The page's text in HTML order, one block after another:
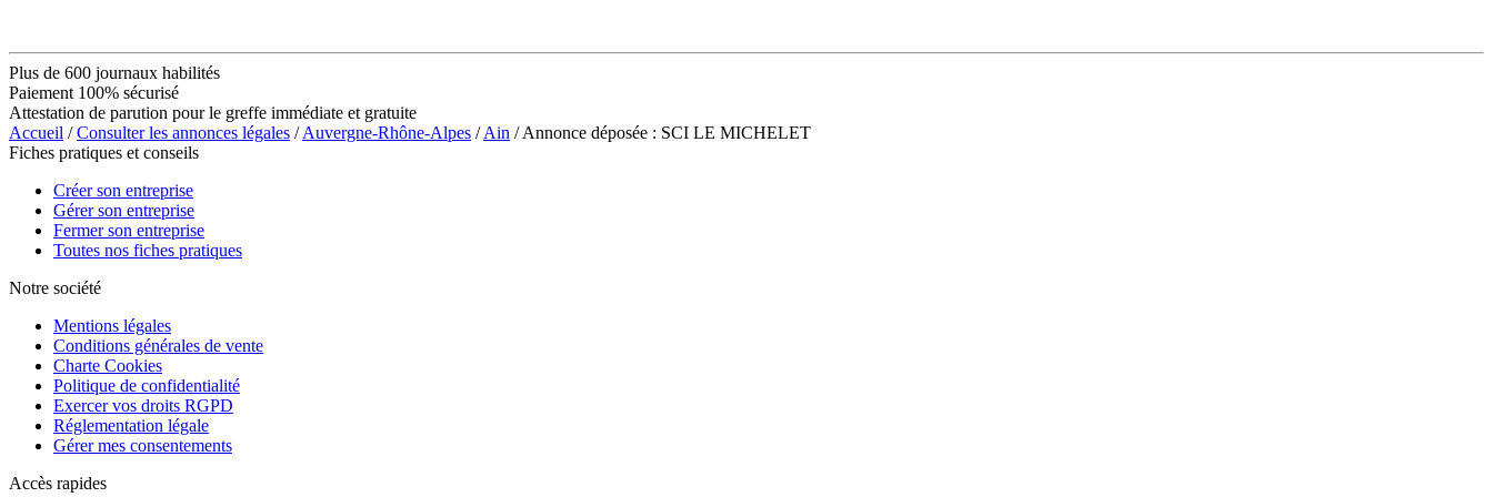
Plus de 600 journaux habilités
Paiement 100% sécurisé
Attestation de parution pour le greffe immédiate et gratuite
Accueil /Consulter les annonces légales /Auvergne-Rhône-Alpes /Ain / Annonce déposée : SCI LE MICHELET
Fiches pratiques et conseils
Créer son entreprise
Gérer son entreprise
Fermer son entreprise
Toutes nos fiches pratiques
Notre société
Mentions légales
Conditions générales de vente
Charte Cookies
Politique de confidentialité
Exercer vos droits RGPD
Réglementation légale
Gérer mes consentements
Accès rapides